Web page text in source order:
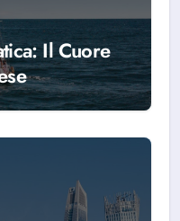
Il Cuore